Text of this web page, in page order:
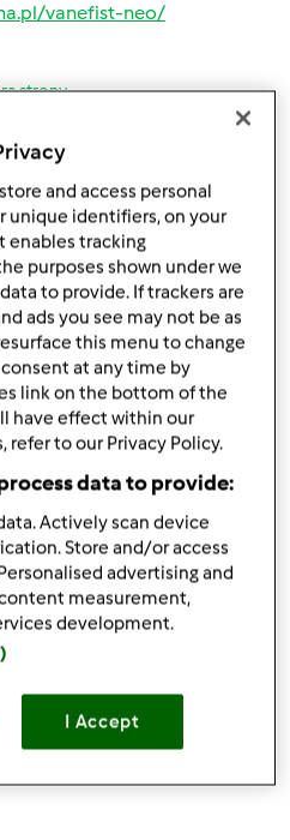
vanefist-neo/
strony
zarejestruj się
komentarze
znajdziesz tu :
neoSą różne sposoby,
zarejestruj sięaby dodawać
and access personal
unique identifiers, on your
enables tracking
purposes shown under we
to provide. If trackers are
ads you see may not be as
this menu to change
at any time by
link on the bottom of the
have effect within our
refer to our Privacy Policy.
data to provide:
Actively scan device
Store and/or access
advertising and
measurement,
development.
I Accept